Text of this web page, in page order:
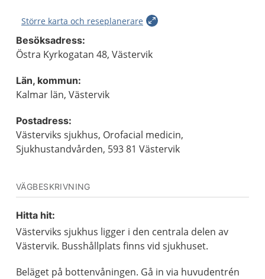
Större karta och reseplanerare
Besöksadress:
Östra Kyrkogatan 48, Västervik
Län, kommun:
Kalmar län, Västervik
Postadress:
Västerviks sjukhus, Orofacial medicin,
Sjukhustandvården, 593 81 Västervik
VÄGBESKRIVNING
Hitta hit:
Västerviks sjukhus ligger i den centrala delen av
Västervik. Busshållplats finns vid sjukhuset.
Beläget på bottenvåningen. Gå in via huvudentrén